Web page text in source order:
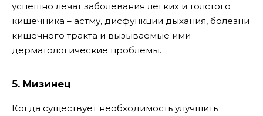
успешно лечат заболевания легких и толстого
кишечника – астму, дисфункции дыхания, болезни
кишечного тракта и вызываемые ими
дерматологические проблемы.
5. Мизинец
Когда существует необходимость улучшить